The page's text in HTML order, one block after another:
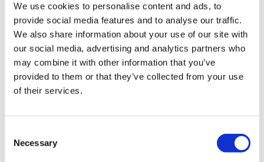
We use cookies to personalise content and ads, to
provide social media features and to analyse our traffic.
We also share information about your use of our site with
our social media, advertising and analytics partners who
may combine it with other information that you’ve
provided to them or that they’ve collected from your use
of their services.
Selection
Necessary
Behandlung von Falten Bitte erkundigen Sie sich
Mandel-Augen-Chirurgie Bitte erkundigen Sie sich
Tiefenwirksames Facelift
Bitte erkundigen Sie sich
Vampir Facelift Bitte erkundigen Sie sich
Lipo 360 Bitte erkundigen Sie sich
Revision Rhinoplastik Bitte erkundigen Sie sich
Septorhinoplastik
Bitte erkundigen Sie sich
Komplizierte Nasenkorrektur Bitte erkundigen Sie sich
Nofretete Lift Bitte erkundigen Sie sich
V-Linien-Chirurgie Bitte erkundigen Sie sich
Liposkulptur